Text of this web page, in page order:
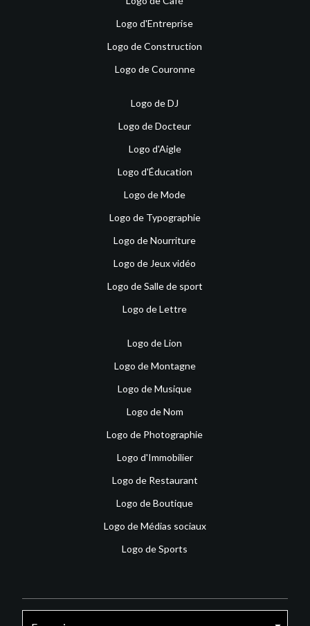
Logo d'Entreprise
Logo de Construction
Logo de Couronne
Logo de DJ
Logo de Docteur
Logo d'Aigle
Logo d'Éducation
Logo de Mode
Logo de Typographie
Logo de Nourriture
Logo de Jeux vidéo
Logo de Salle de sport
Logo de Lettre
Logo de Lion
Logo de Montagne
Logo de Musique
Logo de Nom
Logo de Photographie
Logo d'Immobilier
Logo de Restaurant
Logo de Boutique
Logo de Médias sociaux
Logo de Sports